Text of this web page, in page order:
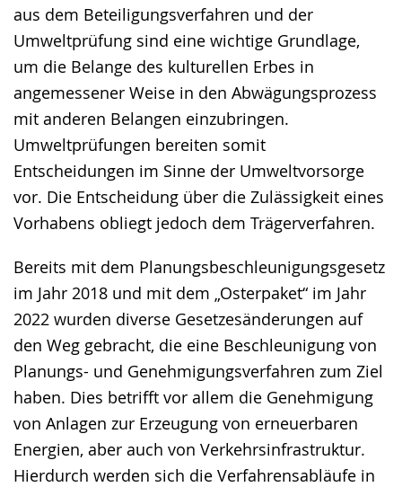
aus dem Beteiligungsverfahren und der
Umweltprüfung sind eine wichtige Grundlage,
um die Belange des kulturellen Erbes in
angemessener Weise in den Abwägungsprozess
mit anderen Belangen einzubringen.
Umweltprüfungen bereiten somit
Entscheidungen im Sinne der Umweltvorsorge
vor. Die Entscheidung über die Zulässigkeit eines
Vorhabens obliegt jedoch dem Trägerverfahren.
Bereits mit dem Planungsbeschleunigungsgesetz
im Jahr 2018 und mit dem „Osterpaket“ im Jahr
2022 wurden diverse Gesetzesänderungen auf
den Weg gebracht, die eine Beschleunigung von
Planungs- und Genehmigungsverfahren zum Ziel
haben. Dies betrifft vor allem die Genehmigung
von Anlagen zur Erzeugung von erneuerbaren
Energien, aber auch von Verkehrsinfrastruktur.
Hierdurch werden sich die Verfahrensabläufe in